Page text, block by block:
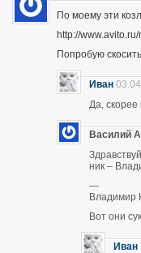
По моему эти
http://
Попробую
Иван
Да, скорее
Василий
ник –
—
Владимир
Вот они
Иван